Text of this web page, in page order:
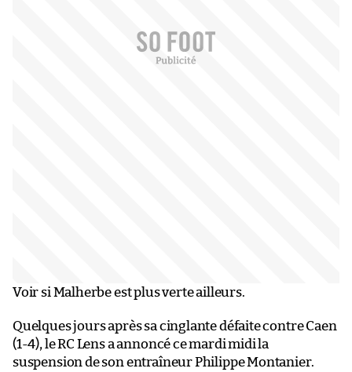
Voir si Malherbe est plus verte ailleurs.
Quelques jours après sa cinglante défaite contre Caen
(1-4), le RC Lens a annoncé ce mardi midi la
suspension de son entraîneur Philippe Montanier.